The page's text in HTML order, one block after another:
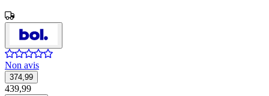
Non avis
374,99
439,99